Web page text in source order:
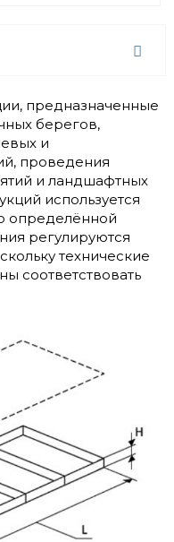
предназначенные
берегов,
и
проведения
и ландшафтных
используется
определённой
регулируются
технические
соответствовать